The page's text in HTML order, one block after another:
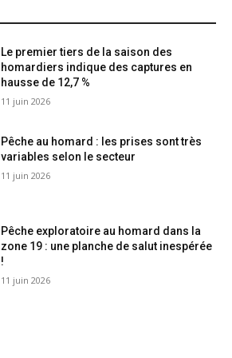
Le premier tiers de la saison des
homardiers indique des captures en
hausse de 12,7 %
11 juin 2026
Pêche au homard : les prises sont très
variables selon le secteur
11 juin 2026
Pêche exploratoire au homard dans la
zone 19 : une planche de salut inespérée
!
11 juin 2026